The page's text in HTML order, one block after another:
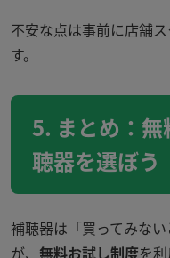
不安な点は事前に店舗
す。
5. まとめ：
聴器を選ぼう
補聴器は「買ってみな
が、 無料お試し制度を